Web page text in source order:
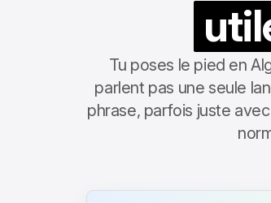
Tu poses le pied en
parlent pas une seule
phrase, parfois juste